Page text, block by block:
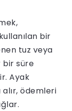
bir
tuz veya
bir süre
Ayak
ödemleri